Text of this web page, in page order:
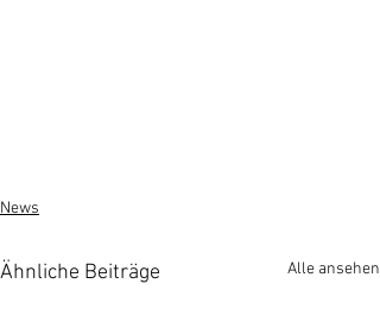
News
Ähnliche Beiträge Alle ansehen